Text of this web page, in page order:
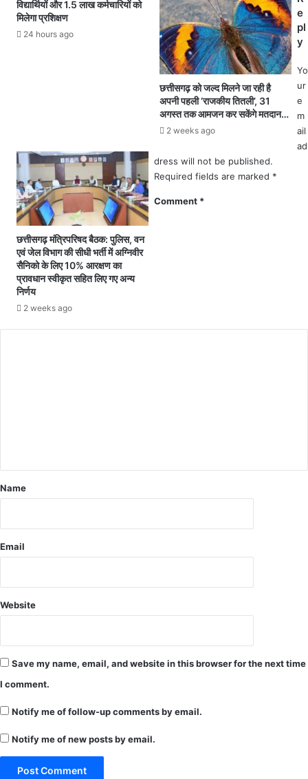
।
रि
णा
मा
शि
सी
वा
ही
विद्यार्थियों और 1.5 लाख कर्मचारियों को
मिलेगा प्रशिक्षण
24 hours ago
छत्तीसगढ़ को जल्द मिलने जा रही है
अपनी पहली ‘राजकीय तितली’, 31
अगस्त तक आमजन कर सकेंगे मतदान…
2 weeks ago
छत्तीसगढ़ मंत्रिपरिषद बैठक: पुलिस, वन
एवं जेल विभाग की सीधी भर्ती में अग्निवीर
सैनिको के लिए 10% आरक्षण का
प्रावधान स्वीकृत सहित लिए गए अन्य
निर्णय
2 weeks ago
e
pl
y
Yo
ur
e
m
ail
ad
dress will not be published.
Required fields are marked *
Comment *
Name
Email
Website
Save my name, email, and website in this browser for the next time
I comment.
Notify me of follow-up comments by email.
Notify me of new posts by email.